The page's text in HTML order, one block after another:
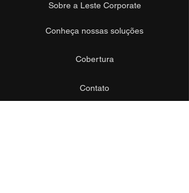
Sobre a Leste Corporate
Conheça nossas soluções
Cobertura
Contato